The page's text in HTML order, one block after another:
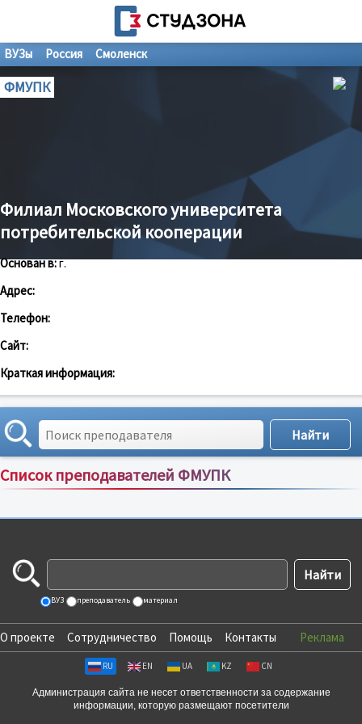
ВУЗы Россия Смоленск
ФМУПК
Филиал Московского университета
потребительской кооперации
Основан в:г.
Адрес:
Телефон:
Сайт:
Краткая информация:
Список преподавателей ФМУПК
Сортировка по:имени;рейтингу;отзывам
ВУЗ преподаватель материал
О проекте Сотрудничество Помощь Контакты Реклама
RU EN UA KZ CN
Администрация сайта не несет ответственности за содержание
информации, которую размещают посетители